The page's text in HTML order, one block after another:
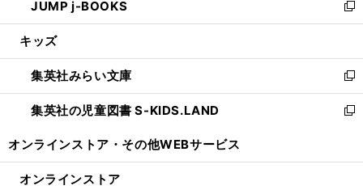
で
開
ド
ウ
開
く
ィ
ン
ウ
で
開
く
い
ウ
ン
ド
ウ
で
JUMP j-BOOKS
新
し
ウ
ィ
ン
ド
開
キッズ
集英社みらい文庫
新
し
い
ン
集英社の児童図書 S-KIDS.LAND
新
ウ
オンラインストア・ その他WEBサービス
オンラインストア